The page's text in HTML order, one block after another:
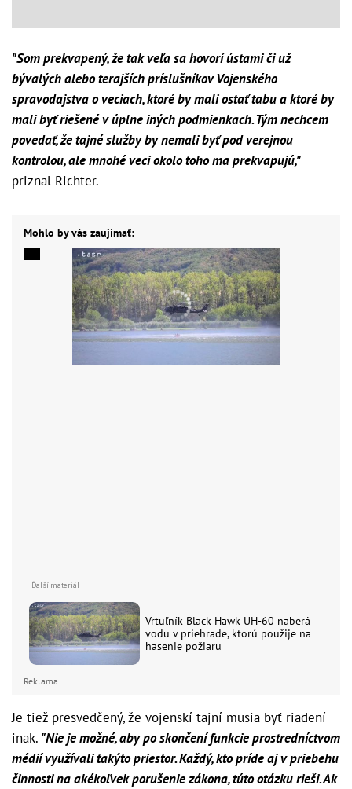
"Som prekvapený, že tak veľa sa hovorí ústami či už
bývalých alebo terajších príslušníkov Vojenského
spravodajstva o veciach, ktoré by mali ostať tabu a ktoré by
mali byť riešené v úplne iných podmienkach. Tým nechcem
povedať, že tajné služby by nemali byť pod verejnou
kontrolou, ale mnohé veci okolo toho ma prekvapujú,"
priznal Richter.
Mohlo by vás zaujímať:
Vrtuľník Black Hawk UH-60 naberá
vodu v priehrade, ktorú použije na
hasenie požiaru
Reklama
Je tiež presvedčený, že vojenskí tajní musia byť riadení
inak. "Nie je možné, aby po skončení funkcie prostredníctvom
médií využívali takýto priestor. Každý, kto príde aj v priebehu
činnosti na akékoľvek porušenie zákona, túto otázku rieši. Ak